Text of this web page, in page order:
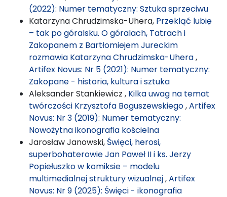
(2022): Numer tematyczny: Sztuka sprzeciwu
Katarzyna Chrudzimska-Uhera, Przekląć lubię
– tak po góralsku. O góralach, Tatrach i
Zakopanem z Bartłomiejem Jureckim
rozmawia Katarzyna Chrudzimska-Uhera,
Artifex Novus: Nr 5 (2021): Numer tematyczny:
Zakopane - historia, kultura i sztuka
Aleksander Stankiewicz , Kilka uwag na temat
twórczości Krzysztofa Boguszewskiego,Artifex
Novus: Nr 3 (2019): Numer tematyczny:
Nowożytna ikonografia kościelna
Jarosław Janowski, Święci, herosi,
superbohaterowie Jan Paweł II i ks. Jerzy
Popiełuszko w komiksie – modelu
multimedialnej struktury wizualnej,Artifex
Novus: Nr 9 (2025): Święci - ikonografia